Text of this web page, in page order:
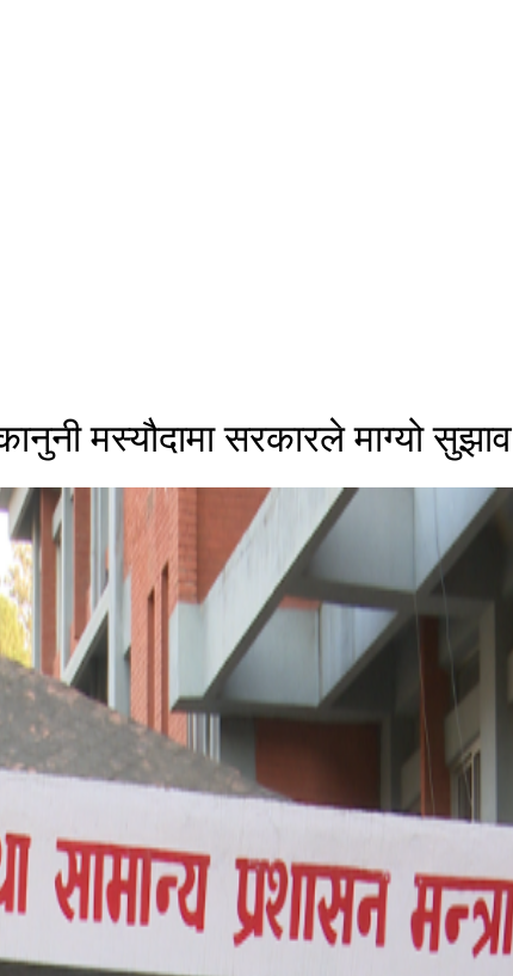
मस्यौदामा सरकारले माग्यो सुझाव